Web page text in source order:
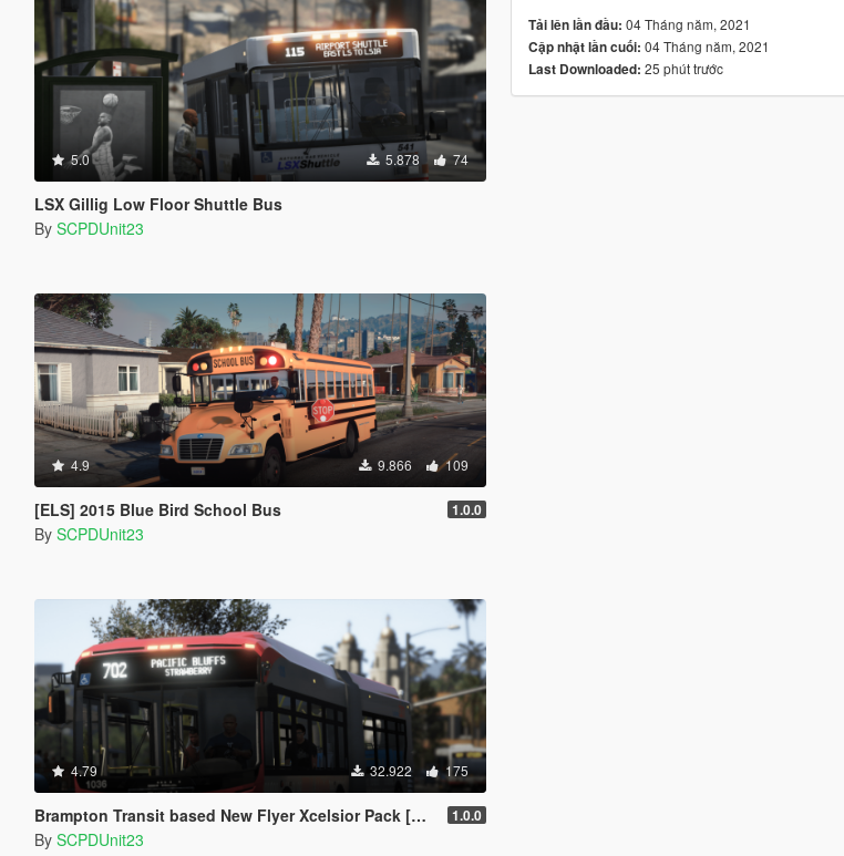
5.0 5.878 74
LSX Gillig Low Floor Shuttle Bus
By SCPDUnit23
4.9 9.866 109
[ELS] 2015 Blue Bird School Bus 1.0.0
By SCPDUnit23
4.79 32.922 175
Brampton Transit based New Flyer Xcelsior Pack [Add-On / Replace] 1.0.0
By SCPDUnit23
Tải lên lần đầu: 04 Tháng năm, 2021
Cập nhật lần cuối: 04 Tháng năm, 2021
Last Downloaded: 25 phút trước